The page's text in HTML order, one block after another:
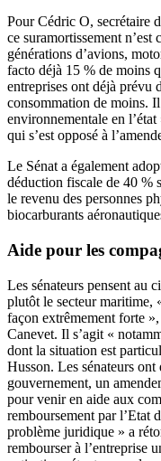
Pour Cédric O, secrétaire
ce suramortissement
générations d’avions,
facto déjà 15 % de moins
entreprises ont déjà prévu
consommation de moins.
environnementale en
qui s’est opposé à
Le Sénat a également
déduction fiscale de 40 %
le revenu des personnes
biocarburants
Aide pour les
Les sénateurs pensent au
plutôt le secteur maritime,
façon extrêmement forte
Canevet. Il s’agit «
dont la situation est
Husson. Les sénateurs
gouvernement, un
pour venir en aide aux
remboursement par l’Etat
problème juridique » a
rembourser à l’entreprise